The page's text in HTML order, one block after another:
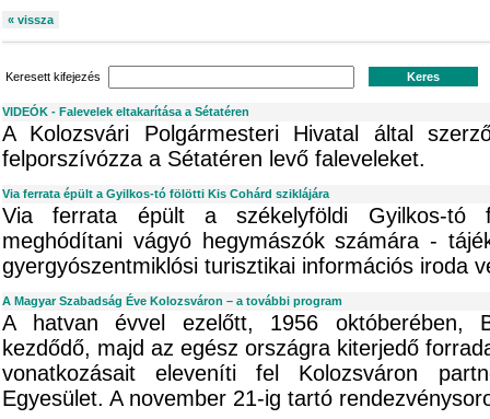
« vissza
Keresett kifejezés
VIDEÓK - Falevelek eltakarítása a Sétatéren
A Kolozsvári Polgármesteri Hivatal által
felporszívózza a Sétatéren levő faleveleket.
Via ferrata épült a Gyilkos-tó fölötti Kis Cohárd sziklájára
Via ferrata épült a székelyföldi Gyilkos-tó
meghódítani vágyó hegymászók számára -
gyergyószentmiklósi turisztikai információs iroda
A Magyar Szabadság Éve Kolozsváron – a további program
A hatvan évvel ezelőtt, 1956 októberében,
kezdődő, majd az egész országra kiterjedő
vonatkozásait eleveníti fel Kolozsváron
Egyesület. A november 21-ig tartó